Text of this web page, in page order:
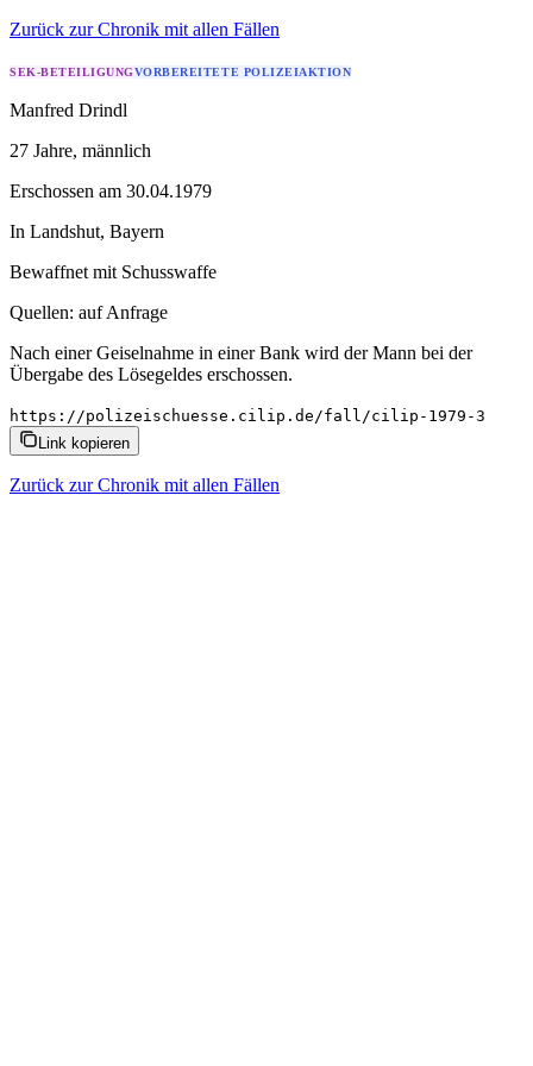
Zurück zur Chronik mit allen Fällen
SEK-BETEILIGUNGVORBEREITETE POLIZEIAKTION
Manfred Drindl
27 Jahre, männlich
Erschossen am 30.04.1979
In Landshut, Bayern
Bewaffnet mit Schusswaffe
Quellen: auf Anfrage
Nach einer Geiselnahme in einer Bank wird der Mann bei der
Übergabe des Lösegeldes erschossen.
https://polizeischuesse.cilip.de/fall/cilip-1979-3
Link kopieren
Zurück zur Chronik mit allen Fällen